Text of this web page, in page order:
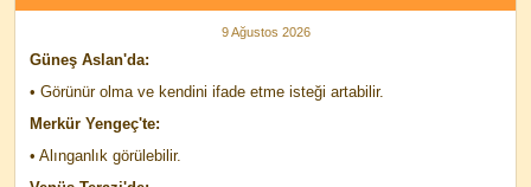
9 Ağustos 2026
Güneş Aslan'da:
• Görünür olma ve kendini ifade etme isteği artabilir.
Merkür Yengeç'te:
• Alınganlık görülebilir.